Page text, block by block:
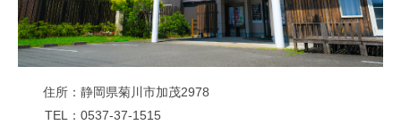
住所
静岡県菊川市加茂2978
TEL
0537-37-1515